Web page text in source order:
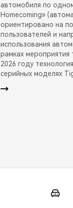
автомобиля по
Homecoming»
ориентировано на
пользователей и
использования
рамках
2026 году
серийных моделях